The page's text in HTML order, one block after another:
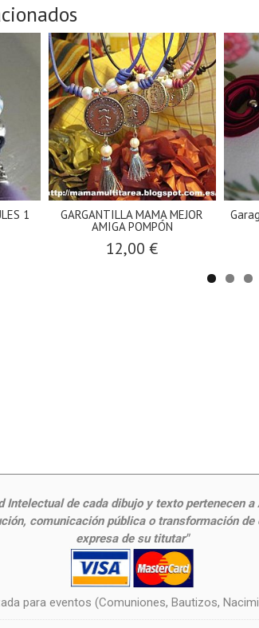
1 GARGANTILLA MAMA MEJOR
AMIGA POMPÓN
12,00 €
Intelectual de cada dibujo y texto pertenecen
comunicación pública o transformación
expresa de su titutar"
para eventos (Comuniones, Bautizos,